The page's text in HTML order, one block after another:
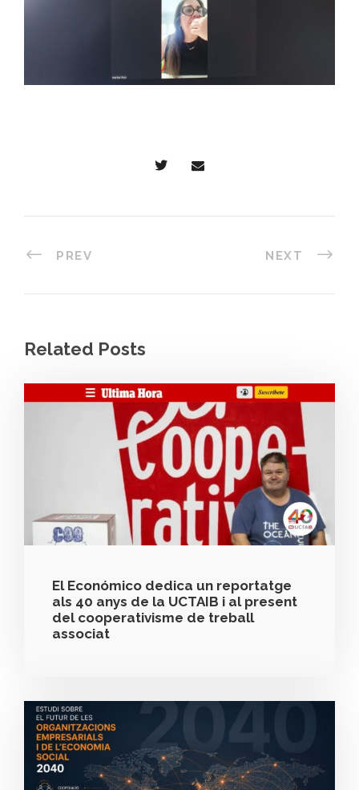
PREV NEXT
Related Posts
El Económico dedica un reportatge
als 40 anys de la UCTAIB i al present
del cooperativisme de treball
associat